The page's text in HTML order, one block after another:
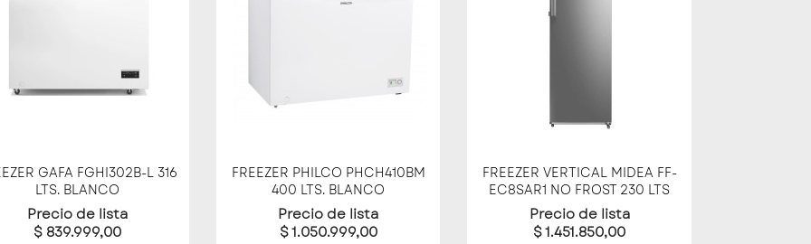
Vista rápida
GAFA FGHI302B-L 316
LTS. BLANCO
Precio de lista
$ 839.999,00
Vista rápida
FREEZER PHILCO PHCH410BM
400 LTS. BLANCO
Precio de lista
$ 1.050.999,00
Vista rápida
FREEZER VERTICAL MIDEA FF-
EC8SAR1 NO FROST 230 LTS
Precio de lista
$ 1.451.850,00